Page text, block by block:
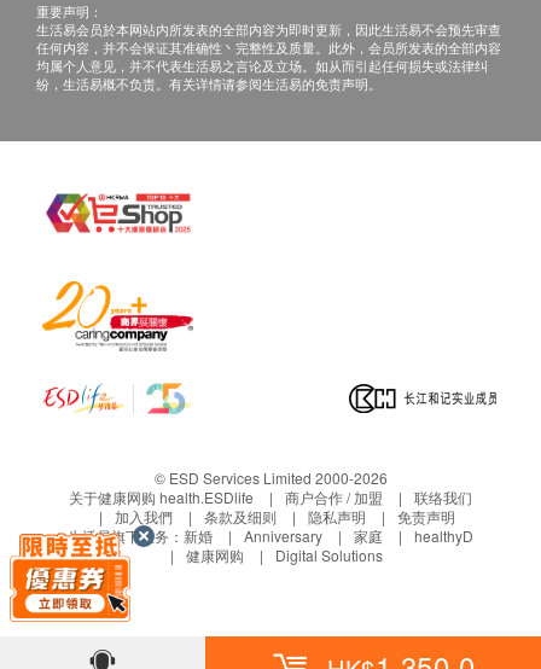
重要声明：
生活易会员於本网站内所发表的全部内容为即时更新，因此生活易不会预先审查
任何内容，并不会保证其准确性丶完整性及质量。此外，会员所发表的全部内容
均属个人意见，并不代表生活易之言论及立场。如从而引起任何损失或法律纠
纷，生活易概不负责。有关详情请参阅生活易的免责声明。
© ESD Services Limited 2000-2026
关于健康网购 health.ESDlife
商户合作 / 加盟
联络我们
加入我們
条款及细则 隐私声明
免责声明
生活易旗下业务： 新婚 Anniversary 家庭
healthyD
健康网购
Digital Solutions